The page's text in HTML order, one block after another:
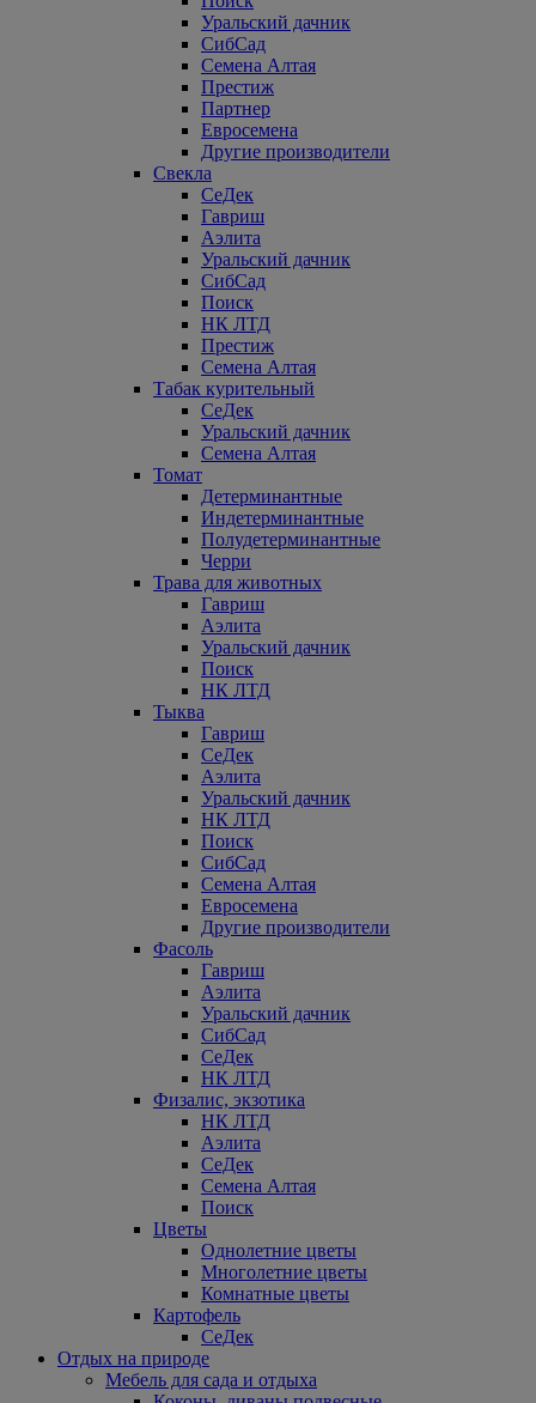
Уральский дачник
СибСад
Семена Алтая
Престиж
Партнер
Евросемена
Другие производители
Свекла
СеДек
Гавриш
Аэлита
Уральский дачник
СибСад
Поиск
НК ЛТД
Престиж
Семена Алтая
Табак курительный
СеДек
Уральский дачник
Семена Алтая
Томат
Детерминантные
Индетерминантные
Полудетерминантные
Черри
Трава для животных
Гавриш
Аэлита
Уральский дачник
Поиск
НК ЛТД
Тыква
Гавриш
СеДек
Аэлита
Уральский дачник
НК ЛТД
Поиск
СибСад
Семена Алтая
Евросемена
Другие производители
Фасоль
Гавриш
Аэлита
Уральский дачник
СибСад
СеДек
НК ЛТД
Физалис, экзотика
НК ЛТД
Аэлита
СеДек
Семена Алтая
Поиск
Цветы
Однолетние цветы
Многолетние цветы
Комнатные цветы
Картофель
СеДек
Отдых на природе
Мебель для сада и отдыха